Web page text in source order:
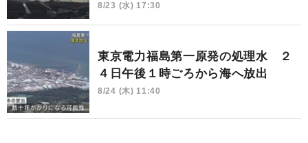
8/23 (水) 17:30
東京電力福島第一原発の処理水 ２
４日午後１時ごろから海へ放出
8/24 (木) 11:40